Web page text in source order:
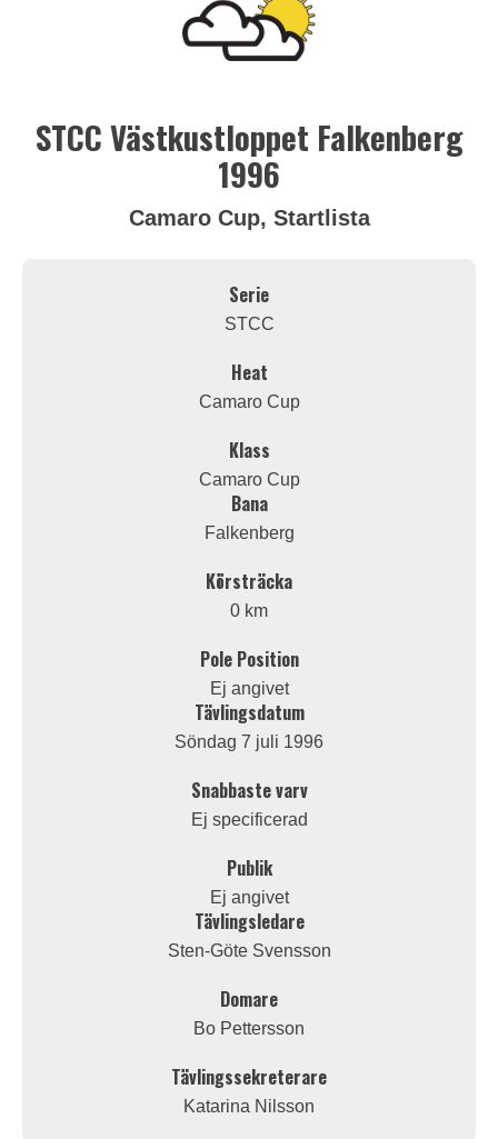
STCC Västkustloppet Falkenberg
1996
Camaro Cup, Startlista
Serie
STCC
Heat
Camaro Cup
Klass
Camaro Cup
Bana
Falkenberg
Körsträcka
0 km
Pole Position
Ej angivet
Tävlingsdatum
Söndag 7 juli 1996
Snabbaste varv
Ej specificerad
Publik
Ej angivet
Tävlingsledare
Sten-Göte Svensson
Domare
Bo Pettersson
Tävlingssekreterare
Katarina Nilsson